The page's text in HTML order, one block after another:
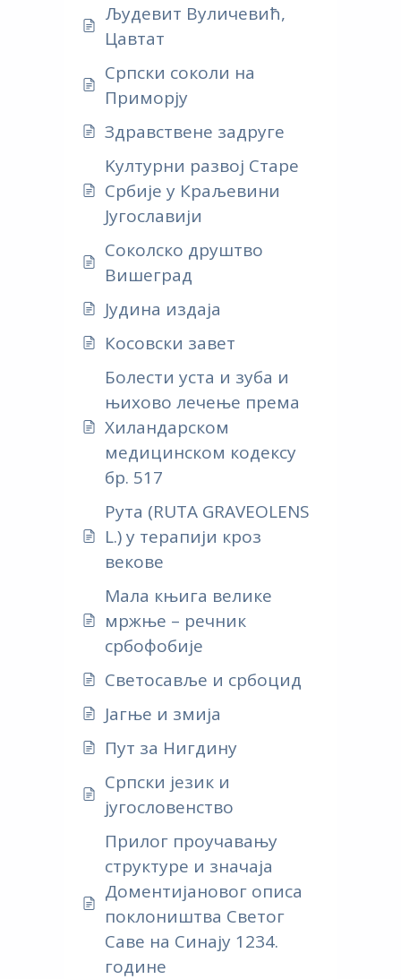
Људевит Вуличевић,
Цавтат
Српски соколи на
Приморју
Здравствене задруге
Kултурни развој Старе
Србије у Краљевини
Југославији
Соколско друштво
Вишеград
Јудина издаја
Косовски завет
Болести уста и зуба и
њихово лечење према
Хиландарском
медицинском кодексу
бр. 517
Рута (RUTA GRAVEOLENS
L.) у терапији кроз
векове
Мала књига велике
мржње – речник
србофобије
Светосавље и србоцид
Јагње и змија
Пут за Нигдину
Српски језик и
југословенство
Прилог проучавању
структуре и значаја
Доментијановог описа
поклоништва Светог
Саве на Синају 1234.
године